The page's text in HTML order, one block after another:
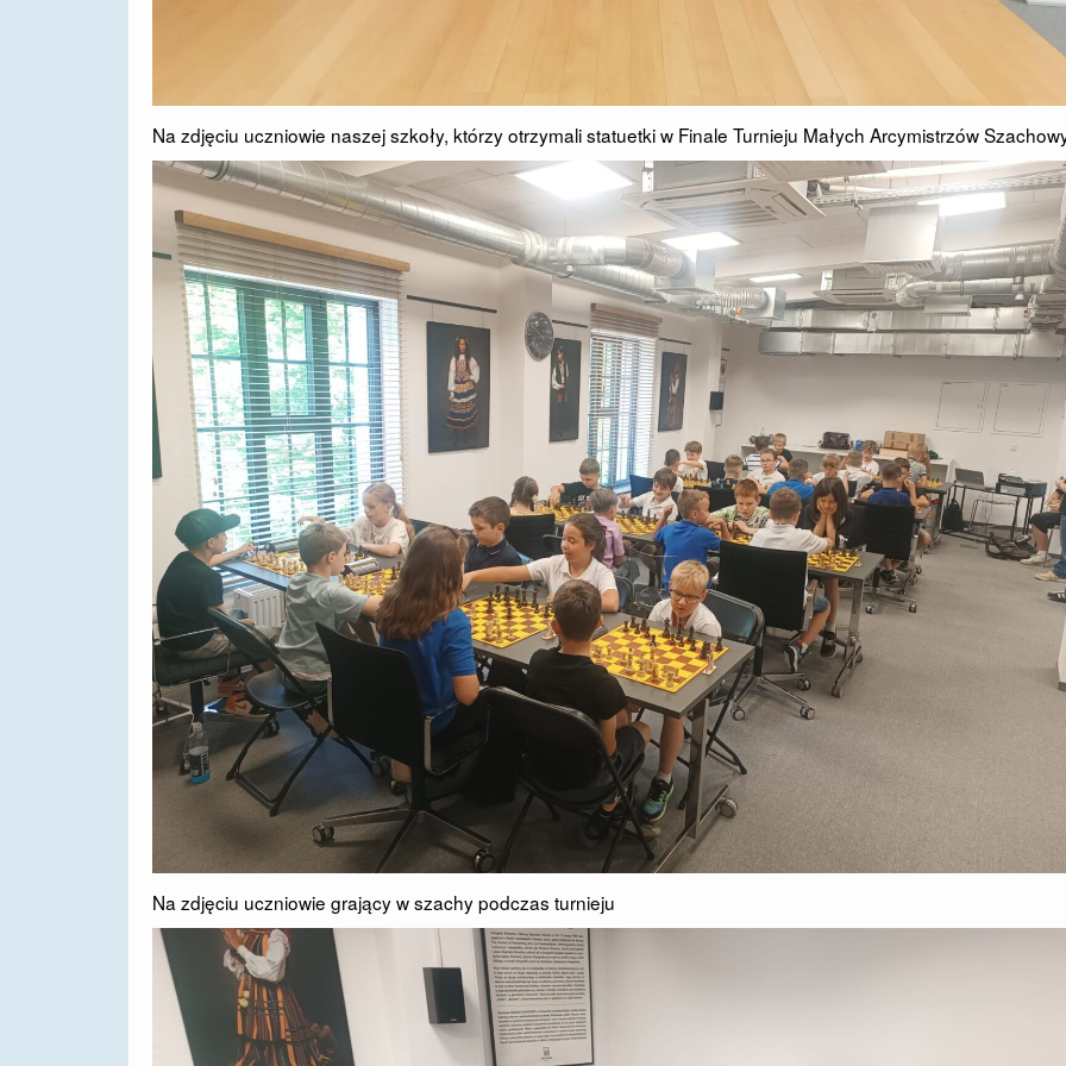
Na zdjęciu uczniowie naszej szkoły, którzy otrzymali statuetki w Finale Turnieju Małych Arcymistrzów
Na zdjęciu uczniowie grający w szachy podczas turnieju